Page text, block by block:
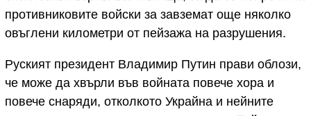
противниковите войски за завземат още няколко
овъглени километри от пейзажа на разрушения.
Руският президент Владимир Путин прави облози,
че може да хвърли във войната повече хора и
повече снаряди, отколкото Украйна и нейните